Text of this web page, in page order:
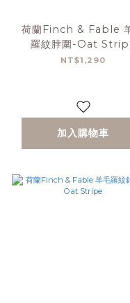
荷蘭Finch & Fable
羅紋脖圍-Oat
NT$1,290
加入購物車